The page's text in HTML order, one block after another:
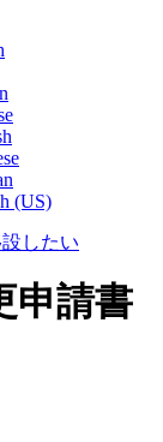
(US)
したい
申請書